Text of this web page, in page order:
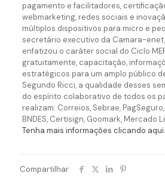
pagamento e facilitadores,
webmarketing, redes sociais e
múltiplos dispositivos para micro e
secretário executivo da Camara-
enfatizou o caráter social do Ciclo
gratuitamente, capacitação,
estratégicos para um amplo público
Segundo Ricci, a qualidade desses
do espírito colaborativo de todos os
realizam: Correios, Sebrae,
BNDES, Certisign, Goomark, Mercado
Tenha mais informações clicando aqui.
Compartilhar